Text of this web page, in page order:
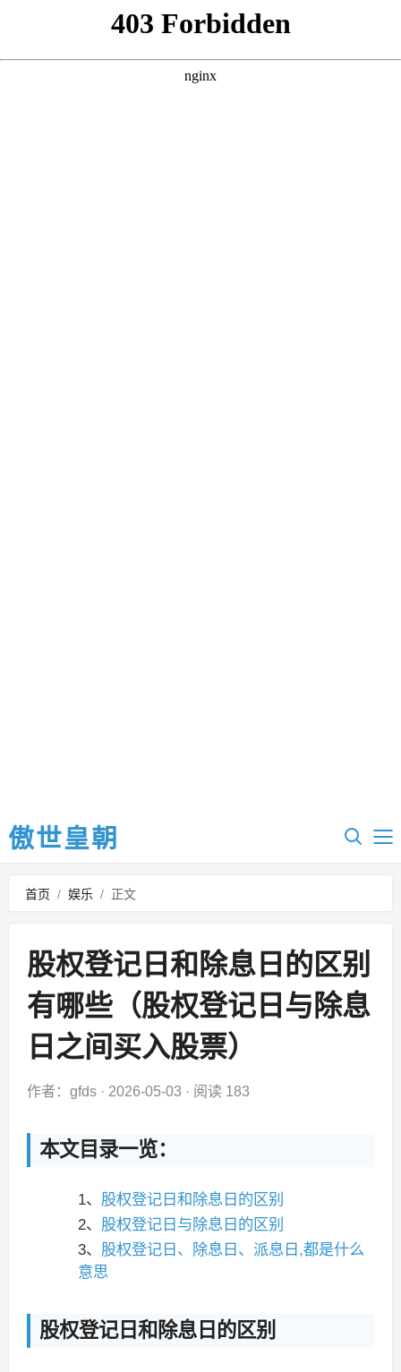
傲世皇朝
首页 / 娱乐 / 正文
股权登记日和除息日的区别
有哪些（股权登记日与除息
日之间买入股票）
作者：gfds· 2026-05-03 · 阅读 183
本文目录一览：
1、 股权登记日和除息日的区别
2、 股权登记日与除息日的区别
3、 股权登记日、除息日、派息日,都是什么
意思
股权登记日和除息日的区别